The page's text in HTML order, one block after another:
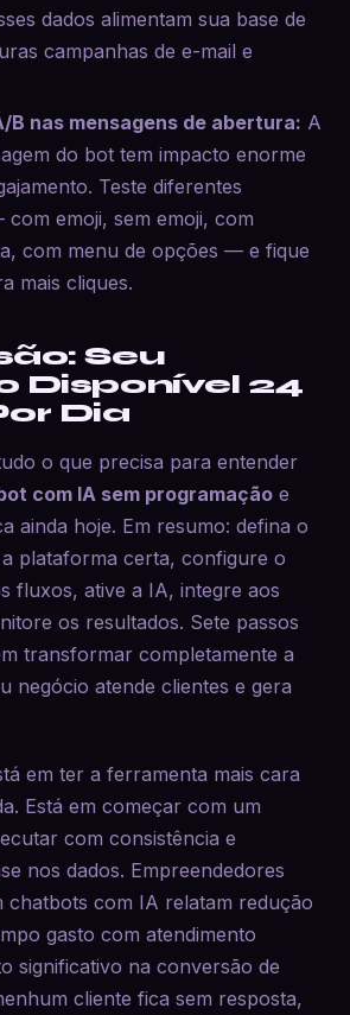
dados alimentam sua base de
campanhas de e-mail e
B nas mensagens de abertura: A
do bot tem impacto enorme
Teste diferentes
emoji, sem emoji, com
com menu de opções — e fique
mais cliques.
Seu
Disponível 24
Dia
o que precisa para entender
com IA sem programação e
ainda hoje. Em resumo: defina o
plataforma certa, configure o
fluxos, ative a IA, integre aos
os resultados. Sete passos
transformar completamente a
negócio atende clientes e gera
em ter a ferramenta mais cara
Está em começar com um
com consistência e
nos dados. Empreendedores
chatbots com IA relatam redução
gasto com atendimento
significativo na conversão de
cliente fica sem resposta,